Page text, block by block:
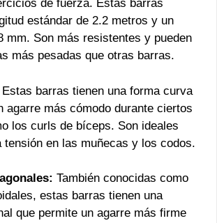
de fuerza. Estas barras
estándar de 2.2 metros y un
mm. Son más resistentes y pueden
más pesadas que otras barras.
Estas barras tienen una forma curva
agarre más cómodo durante ciertos
los curls de bíceps. Son ideales
tensión en las muñecas y los codos.
También conocidas como
estas barras tienen una
que permite un agarre más firme